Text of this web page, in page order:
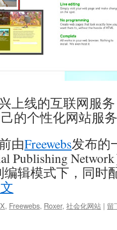
上线的互联网服
的个性化网站服
由Freewebs发布的
Publishing
辑模式下，同时
, Freewebs, Roxer, 社会化网站 | 留